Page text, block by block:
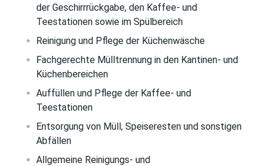
der Geschirrrückgabe, den Kaffee- und
Teestationen sowie im Spülbereich
Reinigung und Pflege der Küchenwäsche
Fachgerechte Mülltrennung in den Kantinen- und
Küchenbereichen
Auffüllen und Pflege der Kaffee- und
Teestationen
Entsorgung von Müll, Speiseresten und sonstigen
Abfällen
Allgemeine Reinigungs- und